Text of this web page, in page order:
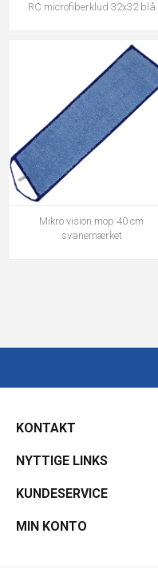
RC microfiberklud 32x32 blå
Mikro vision mop 40 cm
svanemærket
KONTAKT
NYTTIGE LINKS
KUNDESERVICE
MIN KONTO